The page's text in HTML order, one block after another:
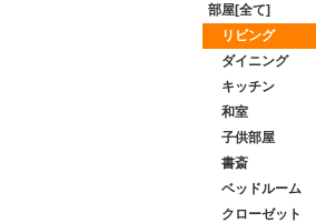
部屋[全て]
リビング
ダイニング
キッチン
和室
子供部屋
書斎
ベッドルーム
クローゼット